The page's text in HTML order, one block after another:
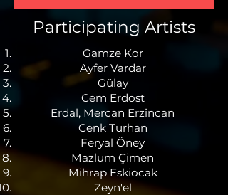
Participating Artists
Gamze Kor
Ayfer Vardar
Gülay
Cem Erdost
Erdal, Mercan Erzincan
Cenk Turhan
Feryal Öney
Mazlum Çimen
Mihrap Eskiocak
Zeyn'el